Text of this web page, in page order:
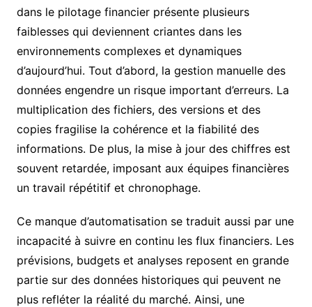
dans le pilotage financier présente plusieurs
faiblesses qui deviennent criantes dans les
environnements complexes et dynamiques
d’aujourd’hui. Tout d’abord, la gestion manuelle des
données engendre un risque important d’erreurs. La
multiplication des fichiers, des versions et des
copies fragilise la cohérence et la fiabilité des
informations. De plus, la mise à jour des chiffres est
souvent retardée, imposant aux équipes financières
un travail répétitif et chronophage.
Ce manque d’automatisation se traduit aussi par une
incapacité à suivre en continu les flux financiers. Les
prévisions, budgets et analyses reposent en grande
partie sur des données historiques qui peuvent ne
plus refléter la réalité du marché. Ainsi, une